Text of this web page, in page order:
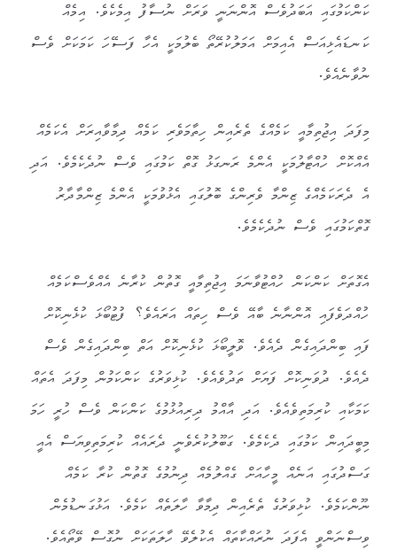
ކަންކަމުގައި އަބަދުވެސް އޮންނަނީ ވަރަށް ނުސާފު އިމެކެވެ. އިމެއް
ކަނޑައެޅިއަސް އެއިމަށް އަމަލުކުރޭތޯ ބެލުމަކީ އެހާ ފަސޭހަ ކަމަކަށް ވެސް
ނުވާނެއެވެ.
މިފަދަ އިޖުތިމާއީ ކަމެއްގެ ތެރެއިން ހިތާމަވެރި ކަމެއް ދިމާވާއިރަށް އެކަމެއް
އެއްކޮށް ހުއްޓާލުމަކީ އެންމެ ރަނގަޅު ގޮތް ކަމުގައި ވެސް ނުދެކެމެވެ. އަދި
އެ ދެރަކަމެއްގެ ޒިންމާ ވެރިންގެ ބޮލުގައި އެޅުވުމަކީ އެންމެ ޒިންމާދާރު
ގޮތްކަމުގައި ވެސް ނުދެކެމެވެ.
އެގޮތަށް ކަންކަން ހުއްޓުވާނަމަ އިޖުތިމާއީ ގޮތުން ކުރާނެ އެއްވެސްކަމެއް
ހުއްދަވެފައި އޮންނާނެ ބާއޭ ވެސް ހިތައް އަރައެވެ؟ ފުޓުބޯޅަ ކުޅެނިކޮށް
ފައި ބިންދައިގެން ދެއެވެ. ވޮލީބޯޅަ ކުޅެނިކޮށް އަތް ބިންދައިގެން ވެސް
ދެއެވެ. ދުވަނިކޮށް ފަޔަށް ތަދުވެއެވެ. ކުޅިވަރުގެ ކަންކަމުން މިފަދަ އެތައް
ކަމަކާއި ކުރިމަތިވެއެވެ. އަދި އާއްމު ދިރިއުޅުމުގެ ކަންކަން ވެސް ހުރީ ހަމަ
މިބީދައިން ކަމުގައި ދެކެމެވެ. ގަބޫލުކުރެވެނީ ދެރައެއް ކުރިމަތިވިޔަސް އެއީ
ގަސްދުގައި އަނެއް މީހާއަށް ގެއްލުމެއް ދިނުމުގެ ގޮތުން ކުރާ ކަމެއް
ނޫންކަމެވެ. ކުޅިވަރުގެ ތެރެއިން ދިމާވާ ހާލަތެއް ކަމެވެ. އަޅުގަނޑުމެން
ވިސްނަންވީ އެފަދަ ނުރައްކާތައް އެކުލެވޭ ހާލަތަކަށް ނުގޮސް ވޭތޯއެވެ.